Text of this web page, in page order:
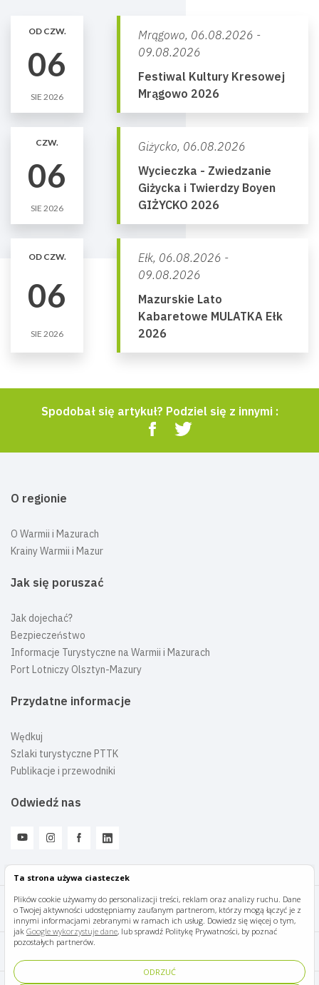
Ta strona używa ciasteczek
Plików cookie używamy do personalizacji treści, reklam oraz analizy ruchu. Dane
o Twojej aktywności udostępniamy zaufanym partnerom, którzy mogą łączyć je z
innymi informacjami zebranymi w ramach ich usług. Dowiedz się więcej o tym,
jak Google wykorzystuje dane, lub sprawdź Politykę Prywatności, by poznać
pozostałych partnerów.
ODRZUĆ
OD CZW.
06
SIE 2026
Mrągowo, 06.08.2026 -
09.08.2026
Festiwal Kultury Kresowej
Mrągowo 2026
CZW.
06
SIE 2026
Giżycko, 06.08.2026
Wycieczka - Zwiedzanie
Giżycka i Twierdzy Boyen
GIŻYCKO 2026
OD CZW.
06
SIE 2026
Ełk, 06.08.2026 -
09.08.2026
Mazurskie Lato
Kabaretowe MULATKA Ełk
2026
Spodobał się artykuł? Podziel się z innymi :
O regionie
O Warmii i Mazurach
Krainy Warmii i Mazur
Jak się poruszać
Jak dojechać?
Bezpieczeństwo
Informacje Turystyczne na Warmii i Mazurach
Port Lotniczy Olsztyn-Mazury
Przydatne informacje
Wędkuj
Szlaki turystyczne PTTK
Publikacje i przewodniki
Odwiedź nas
Mazury Travel © 2026
Polityka prywatności